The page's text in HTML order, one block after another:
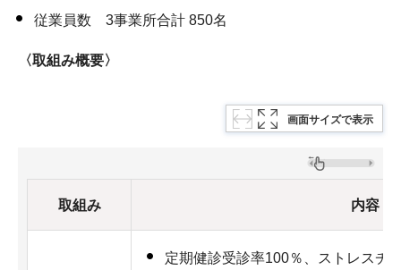
従業員数 3事業所合計 850名
〈取組み概要〉
画面サイズで表示
取組み 内容
定期健診受診率100％、ストレスチ